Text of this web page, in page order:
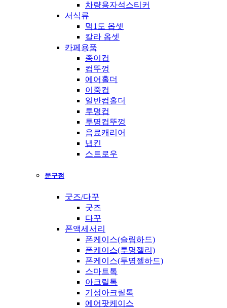
차량용자석스티커
서식류
먹1도 옵셋
칼라 옵셋
카페용품
종이컵
컵뚜껑
에어홀더
이중컵
일반컵홀더
투명컵
투명컵뚜껑
음료캐리어
냅킨
스트로우
문구점
굿즈/다꾸
굿즈
다꾸
폰액세서리
폰케이스(슬림하드)
폰케이스(투명젤리)
폰케이스(투명젤하드)
스마트톡
아크릴톡
기성아크릴톡
에어팟케이스